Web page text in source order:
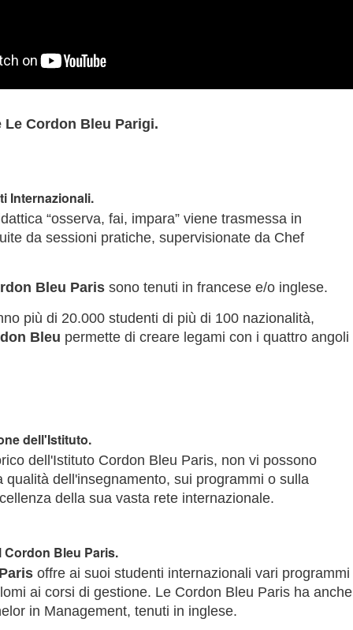
Le Cordon Bleu Parigi.
Internazionali.
“osserva, fai, impara” viene trasmessa in
da sessioni pratiche, supervisionate da Chef
Bleu Paris sono tenuti in francese e/o inglese.
più di 20.000 studenti di più di 100 nazionalità,
Bleu permette di creare legami con i quattro angoli
dell'Istituto.
dell'Istituto Cordon Bleu Paris, non vi possono
qualità dell'insegnamento, sui programmi o sulla
della sua vasta rete internazionale.
Bleu Paris.
offre ai suoi studenti internazionali vari programmi
ai corsi di gestione. Le Cordon Bleu Paris ha anche
in Management, tenuti in inglese.